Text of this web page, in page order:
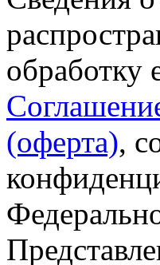
обработку
(оферта),